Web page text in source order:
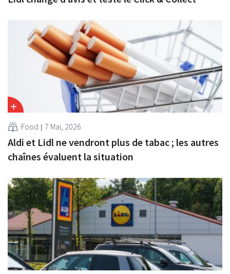
Food 7 Mai, 2026
Aldi et Lidl ne vendront plus de tabac ; les autres
chaînes évaluent la situation